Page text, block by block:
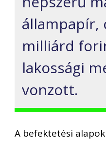
állampapír,
milliárd
lakossági
vonzott.
A befektetési